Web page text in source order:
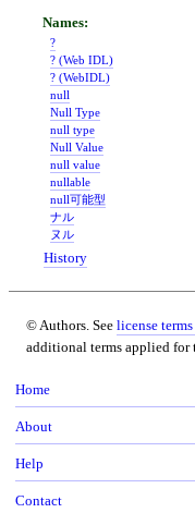
?
? (Web IDL)
? (WebIDL)
null
Null Type
null type
Null Value
null value
nullable
null可能型
ナル
ヌル
History
© Authors. See license
additional terms applied for
Home
About
Help
Contact